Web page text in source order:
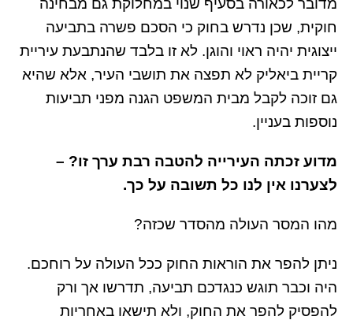
מדובר לכאורה בסעיף שנוי במחלוקת גם מבחינה
חוקית, שכן נדרש בחוק כי הסכם פשרה בתביעה
ייצוגית יהיה ראוי והוגן. לא זו בלבד שהנתבעת עיריית
קריית ביאליק לא תפצה את תושבי העיר, אלא שהיא
גם זוכה לקבל מבית המשפט הגנה מפני תביעות
נוספות בעניין.
מדוע זכתה העירייה להטבה רבת ערך זו? –
לצערנו אין לנו כל תשובה על כך.
מהו המסר העולה מהסדר שכזה?
ניתן להפר את הוראות החוק ככל העולה על רוחכם.
היה וכבר תוגש כנגדכם תביעה, תדרשו אך ורק
להפסיק להפר את החוק, ולא תישאו באחריות